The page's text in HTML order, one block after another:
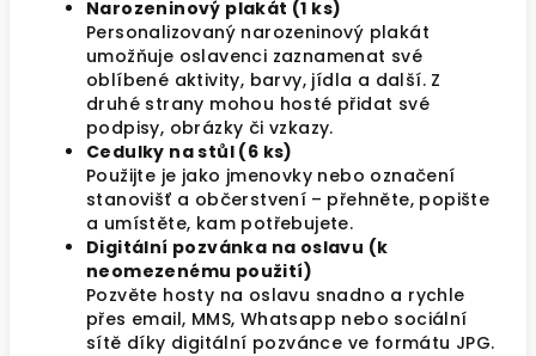
Narozeninový plakát (1 ks)
Personalizovaný narozeninový plakát
umožňuje oslavenci zaznamenat své
oblíbené aktivity, barvy, jídla a další. Z
druhé strany mohou hosté přidat své
podpisy, obrázky či vzkazy.
Cedulky na stůl (6 ks)
Použijte je jako jmenovky nebo označení
stanovišť a občerstvení – přehněte, popište
a umístěte, kam potřebujete.
Digitální pozvánka na oslavu (k
neomezenému použití)
Pozvěte hosty na oslavu snadno a rychle
přes email, MMS, Whatsapp nebo sociální
sítě díky digitální pozvánce ve formátu JPG.